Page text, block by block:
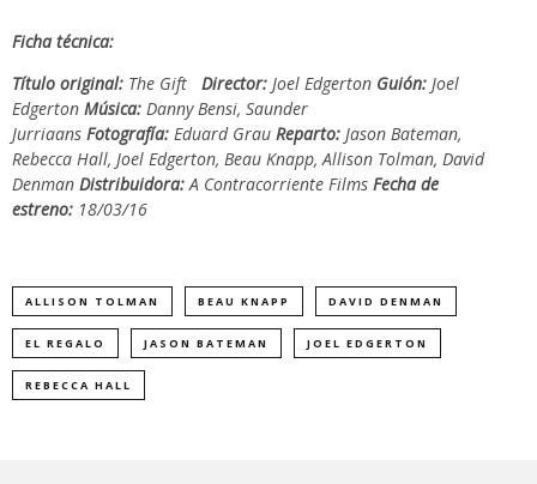
Ficha técnica:
Título original: The Gift Director: Joel Edgerton Guión: Joel
Edgerton Música: Danny Bensi, Saunder
Jurriaans Fotografía: Eduard Grau Reparto: Jason Bateman,
Rebecca Hall, Joel Edgerton, Beau Knapp, Allison Tolman, David
Denman Distribuidora: A Contracorriente Films Fecha de
estreno: 18/03/16
ALLISON TOLMAN BEAU KNAPP DAVID DENMAN
EL REGALO JASON BATEMAN JOEL EDGERTON
REBECCA HALL